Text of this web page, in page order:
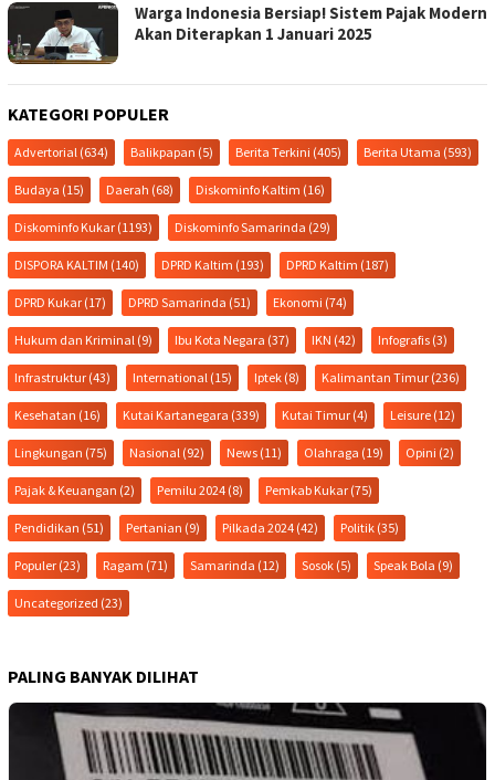
Warga Indonesia Bersiap! Sistem Pajak Modern
Akan Diterapkan 1 Januari 2025
KATEGORI POPULER
Advertorial (634) Balikpapan (5) Berita Terkini (405) Berita Utama (593)
Budaya (15) Daerah (68) Diskominfo Kaltim (16)
Diskominfo Kukar (1193) Diskominfo Samarinda (29)
DISPORA KALTIM (140) DPRD Kaltim (193) DPRD Kaltim (187)
DPRD Kukar (17) DPRD Samarinda (51) Ekonomi (74)
Hukum dan Kriminal (9) Ibu Kota Negara (37) IKN (42) Infografis (3)
Infrastruktur (43) International (15) Iptek (8) Kalimantan Timur (236)
Kesehatan (16) Kutai Kartanegara (339) Kutai Timur (4) Leisure (12)
Lingkungan (75) Nasional (92) News (11) Olahraga (19) Opini (2)
Pajak & Keuangan (2) Pemilu 2024 (8) Pemkab Kukar (75)
Pendidikan (51) Pertanian (9) Pilkada 2024 (42) Politik (35)
Populer (23) Ragam (71) Samarinda (12) Sosok (5) Speak Bola (9)
Uncategorized (23)
PALING BANYAK DILIHAT